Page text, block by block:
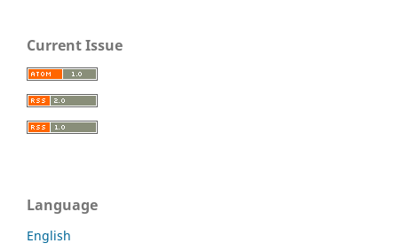
Current Issue
Language
English